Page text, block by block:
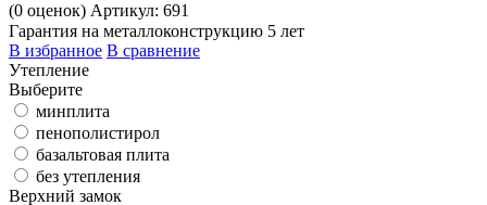
(0 оценок) Артикул: 691
Гарантия на металлоконструкцию 5 лет
В избранное В сравнение
Утепление
Выберите
минплита
пенополистирол
базальтовая плита
без утепления
Верхний замок